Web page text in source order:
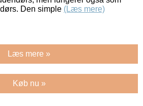
Den simple (Læs mere)
Læs mere »
Køb nu »